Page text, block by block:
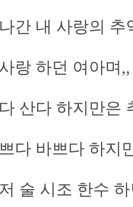
간 내 사랑의 추
랑 하던 여아며,,
산다 하지만은
다 바쁘다 하지
술 시조 한수